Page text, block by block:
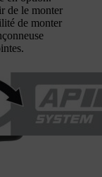
de le monter
de monter